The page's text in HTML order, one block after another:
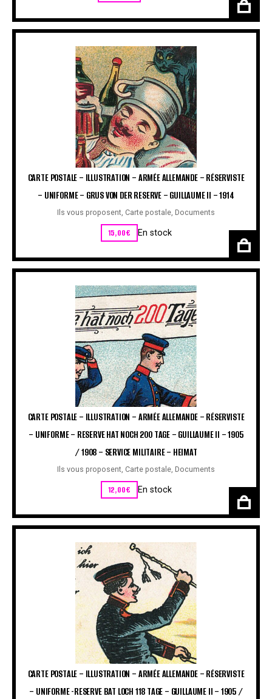
CARTE POSTALE – ILLUSTRATION – ARMÉE ALLEMANDE – RÉSERVISTE
– UNIFORME – GRUS VON DER RESERVE – GUILLAUME II – 1914
Ils vous proposent, Carte postale, Documents
15,00€ En stock
CARTE POSTALE – ILLUSTRATION – ARMÉE ALLEMANDE – RÉSERVISTE
– UNIFORME – RESERVE HAT NOCH 200 TAGE – GUILLAUME II – 1905
/ 1908 – SERVICE MILITAIRE – HEIMAT
Ils vous proposent, Carte postale, Documents
12,00€ En stock
CARTE POSTALE – ILLUSTRATION – ARMÉE ALLEMANDE – RÉSERVISTE
– UNIFORME -RESERVE BAT LOCH 118 TAGE – GUILLAUME II – 1905 /